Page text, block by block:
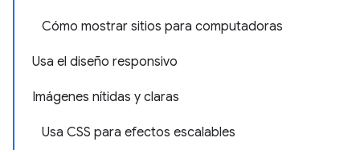
Cómo mostrar sitios para computadoras
Usa el diseño responsivo
Imágenes nítidas y claras
Usa CSS para efectos escalables